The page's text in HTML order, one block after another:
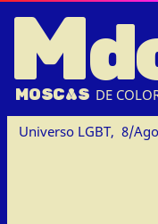
M
MOSCAS DE
Universo LGBT, 8/